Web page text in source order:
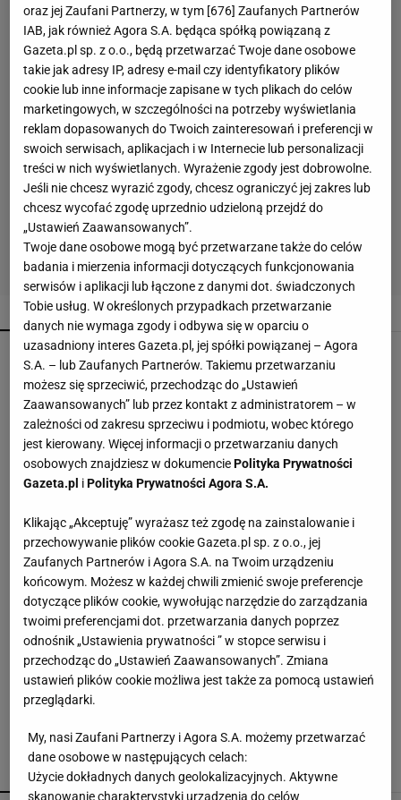
POPULARNE NAJNOWSZE
Lniane spodnie z Lidla nawet jesienią będą
hitem. Kosztują 44,99 zł
Te buty będą hitem jesieni 2026! Wiśniowe
czółenka to kwintesencja luksusu i
ponadczasowego stylu
pomoże z osadami
Muszki owocówki w kuchni? Ten prosty trik może
pomóc się ich pozbyć
Wsyp do pralki zamiast płynu. Ręczniki
odzyskają miękkość
POLECAMY WIĘCEJ TEMATÓW
oraz jej Zaufani Partnerzy, w tym [676] Zaufanych Partnerów
IAB, jak również Agora S.A. będąca spółką powiązaną z
Gazeta.pl sp. z o.o., będą przetwarzać Twoje dane osobowe
takie jak adresy IP, adresy e-mail czy identyfikatory plików
cookie lub inne informacje zapisane w tych plikach do celów
marketingowych, w szczególności na potrzeby wyświetlania
reklam dopasowanych do Twoich zainteresowań i preferencji w
swoich serwisach, aplikacjach i w Internecie lub personalizacji
treści w nich wyświetlanych. Wyrażenie zgody jest dobrowolne.
Jeśli nie chcesz wyrazić zgody, chcesz ograniczyć jej zakres lub
chcesz wycofać zgodę uprzednio udzieloną przejdź do
„Ustawień Zaawansowanych”.
Twoje dane osobowe mogą być przetwarzane także do celów
badania i mierzenia informacji dotyczących funkcjonowania
serwisów i aplikacji lub łączone z danymi dot. świadczonych
Tobie usług. W określonych przypadkach przetwarzanie
danych nie wymaga zgody i odbywa się w oparciu o
uzasadniony interes Gazeta.pl, jej spółki powiązanej – Agora
S.A. – lub Zaufanych Partnerów. Takiemu przetwarzaniu
możesz się sprzeciwić, przechodząc do „Ustawień
Zaawansowanych” lub przez kontakt z administratorem – w
zależności od zakresu sprzeciwu i podmiotu, wobec którego
jest kierowany. Więcej informacji o przetwarzaniu danych
osobowych znajdziesz w dokumenciePolityka Prywatności
Gazeta.pl iPolityka Prywatności Agora S.A.
Klikając „Akceptuję” wyrażasz też zgodę na zainstalowanie i
przechowywanie plików cookie Gazeta.pl sp. z o.o., jej
Zaufanych Partnerów i Agora S.A. na Twoim urządzeniu
końcowym. Możesz w każdej chwili zmienić swoje preferencje
dotyczące plików cookie, wywołując narzędzie do zarządzania
twoimi preferencjami dot. przetwarzania danych poprzez
odnośnik „Ustawienia prywatności ” w stopce serwisu i
przechodząc do „Ustawień Zaawansowanych”. Zmiana
ustawień plików cookie możliwa jest także za pomocą ustawień
przeglądarki.
My, nasi Zaufani Partnerzy i Agora S.A. możemy przetwarzać
dane osobowe w następujących celach:
Użycie dokładnych danych geolokalizacyjnych. Aktywne
skanowanie charakterystyki urządzenia do celów